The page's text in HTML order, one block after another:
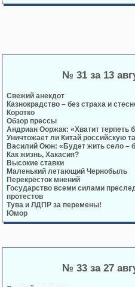
№ 31 за 13
Свежий анекдот
Казнокрадство – без страха и
Коротко
Обзор прессы
Андриан Ооржак: «Хватит терпеть
Уничтожает ли Китай российскую
Василий Оюн: «Будет жить село –
Как жизнь, Хакасия?
Высокие ставки
Маленький летающий Чернобыль
Перекрёсток мнений
Государство всеми силами
протестов
Тува и ЛДПР за перемены!
Юмор
№ 33 за 27